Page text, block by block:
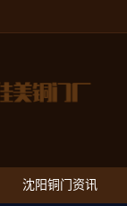
沈阳铜门资讯